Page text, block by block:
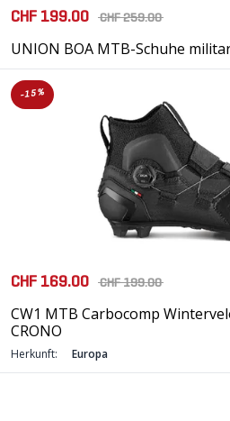
CHF 199.00 CHF 259.00
UNION BOA MTB-Schuhe
-15%
CHF 169.00 CHF 199.00
CW1 MTB Carbocomp
CRONO
Herkunft: Europa